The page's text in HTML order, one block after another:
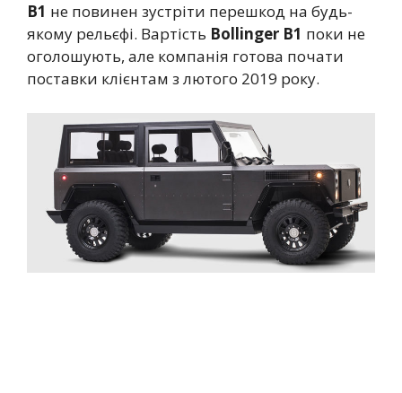
B1 не повинен зустріти перешкод на будь-
якому рельєфі. Вартість Bollinger B1 поки не
оголошують, але компанія готова почати
поставки клієнтам з лютого 2019 року.